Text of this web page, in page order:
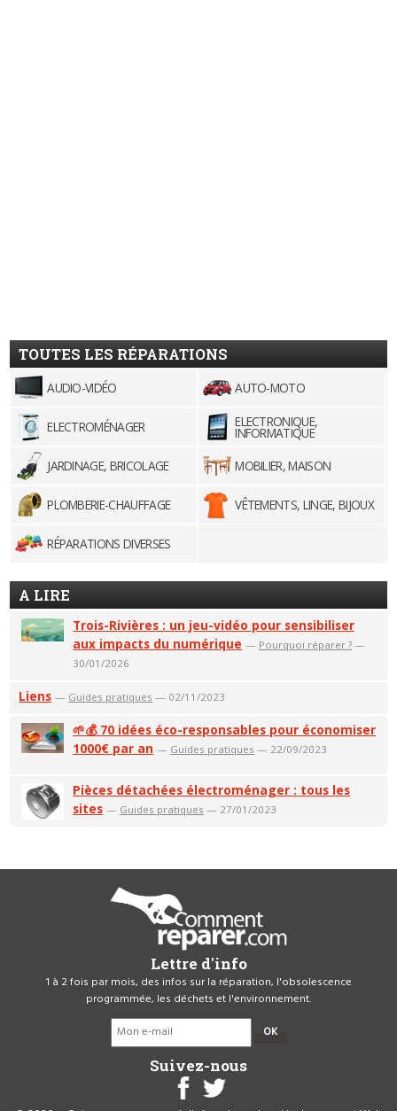
TOUTES LES RÉPARATIONS
AUDIO-VIDÉO AUTO-MOTO
ELECTROMÉNAGER ELECTRONIQUE,
INFORMATIQUE
JARDINAGE, BRICOLAGE
MOBILIER, MAISON
PLOMBERIE-CHAUFFAGE VÊTEMENTS, LINGE, BIJOUX
RÉPARATIONS DIVERSES
A LIRE
Trois-Rivières : un jeu-vidéo pour sensibiliser
aux impacts du numérique — Pourquoi réparer ? —
30/01/2026
Liens — Guides pratiques — 02/11/2023
🌱💰 70 idées éco-responsables pour économiser
1000€ par an — Guides pratiques — 22/09/2023
Pièces détachées électroménager : tous les
sites — Guides pratiques — 27/01/2023
Lettre d'info
1 à 2 fois par mois, des infos sur la réparation, l'obsolescence
programmée, les déchets et l'environnement.
OK
Suivez-nous